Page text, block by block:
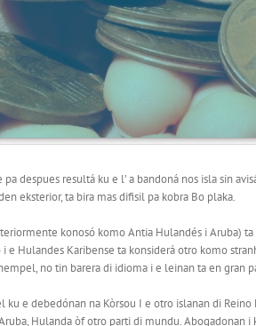
despues resultá ku e l’ a bandoná nos isla sin
eksterior, ta bira mas difisil pa kobra Bo plaka.
konosó komo Antia Hulandés i Aruba)
e Hulandes Karibense ta konsiderá otro komo
no tin barera di idioma i e leinan ta en gran
ku e debedónan na Kòrsou I e otro islanan di
Hulanda òf otro parti di mundu.